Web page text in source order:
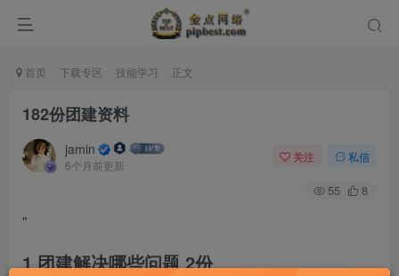
首页 下载专区 技能学习 正文
182份团建资料
jamin
6个月前更新
关注 私信
55 8
"
1 团建解决哪些问题 2份